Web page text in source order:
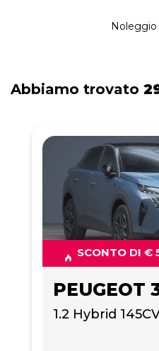
Noleggio
Abbiamo trovato
SCONTO DI €
PEUGEOT
1.2 Hybrid